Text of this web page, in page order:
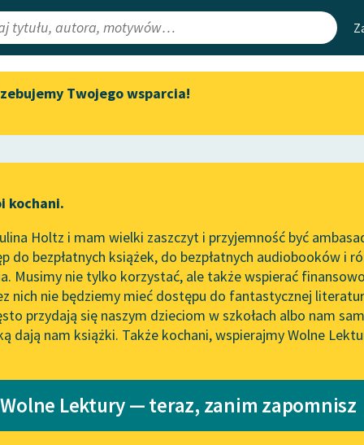
Lektury
redakcyjne
Aktualności
„Prokurator Alicja Horn” do
literatury skandynawskiej
Spotkanie z Katarzyną Tunkiel
w Oslo
102. lata temu zmarł Joseph
Conrad
Lektury szkolne i klasyka
literatury do słuchania dla
Mapa
Leśmianator
API
OAI-PMH
Widget
Katalog
Katalog w
Twojego wsparcia!
kochani.
Holtz i mam wielki zaszczyt i przyjemność być
do bezpłatnych książek, do bezpłatnych audiobooków i
Musimy nie tylko korzystać, ale także wspierać
nich nie będziemy mieć dostępu do fantastycznej
przydają się naszym dzieciom w szkołach albo nam
dają nam książki. Także kochani, wspierajmy Wolne
Lektury — teraz, zanim zapomnisz
Pol
liście z drzewa...]